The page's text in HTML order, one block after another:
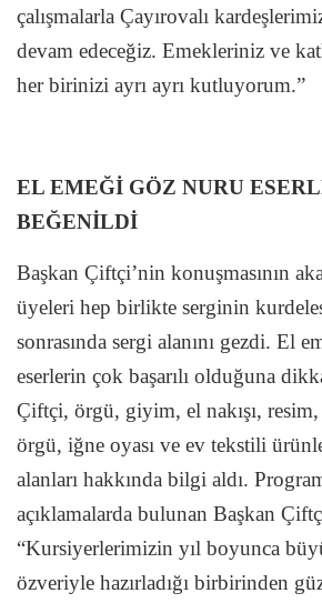
çalışmalarla Çayırovalı
devam edeceğiz. Emekleriniz ve
her birinizi ayrı ayrı kutluyorum.”
EL EMEĞİ GÖZ NURU
BEĞENİLDİ
Başkan Çiftçi’nin konuşmasının
üyeleri hep birlikte serginin
sonrasında sergi alanını gezdi. El
eserlerin çok başarılı olduğuna
Çiftçi, örgü, giyim, el nakışı, resim,
örgü, iğne oyası ve ev tekstili
alanları hakkında bilgi aldı.
açıklamalarda bulunan Başkan
“Kursiyerlerimizin yıl boyunca
özveriyle hazırladığı birbirinden